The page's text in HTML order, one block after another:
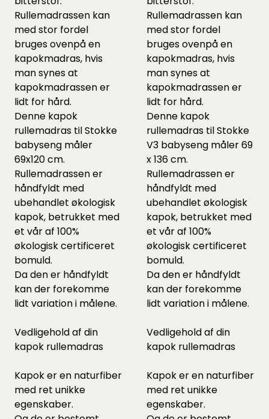
Rullemadrassen kan
med stor fordel
bruges ovenpå en
kapokmadras, hvis
man synes at
kapokmadrassen er
lidt for hård.
Denne kapok
rullemadras til Stokke
babyseng måler
69x120 cm.
Rullemadrassen er
håndfyldt med
ubehandlet økologisk
kapok, betrukket med
et vår af 100%
økologisk certificeret
bomuld.
Da den er håndfyldt
kan der forekomme
lidt variation i målene.
Vedligehold af din
kapok rullemadras
Kapok er en naturfiber
med ret unikke
egenskaber.
Rullemadrassen kan
med stor fordel
bruges ovenpå en
kapokmadras, hvis
man synes at
kapokmadrassen er
lidt for hård.
Denne kapok
rullemadras til Stokke
V3 babyseng måler 69
x 136 cm.
Rullemadrassen er
håndfyldt med
ubehandlet økologisk
kapok, betrukket med
et vår af 100%
økologisk certificeret
bomuld.
Da den er håndfyldt
kan der forekomme
lidt variation i målene.
Vedligehold af din
kapok rullemadras
Kapok er en naturfiber
med ret unikke
egenskaber.